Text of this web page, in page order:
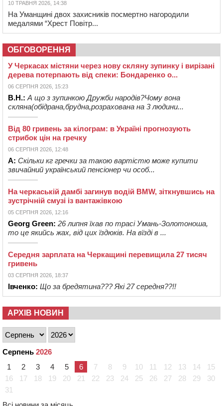
10 ТРАВНЯ 2026, 14:38
На Уманщині двох захисників посмертно нагородили
медалями “Хрест Повітр...
ОБГОВОРЕННЯ
У Черкасах містяни через нову скляну зупинку і вирізані
дерева потерпають від спеки: Бондаренко о...
06 СЕРПНЯ 2026, 15:23
В.Н.: А що з зупинкою Дружби народів?Чому вона
скляна(обідрана,брудна,розрахована на 3 людини...
Від 80 гривень за кілограм: в Україні прогнозують
стрибок цін на гречку
06 СЕРПНЯ 2026, 12:48
А: Скільки кг гречки за такою вартістю може купити
звичайний український пенсіонер чи особ...
На черкаській дамбі загинув водій BMW, зіткнувшись на
зустрічній смузі із вантажівкою
05 СЕРПНЯ 2026, 12:16
Georg Green: 26 липня їхав по трасі Умань-Золотоноша,
то це якийсь жах, від цих їздюків. На вїзді в ...
Середня зарплата на Черкащині перевищила 27 тисяч
гривень
03 СЕРПНЯ 2026, 18:37
Івченко: Що за бредятина??? Які 27 середня??!!
АРХІВ НОВИН
Серпень 2026
1
2 3 4 5 6 7 8 9 10 11 12 13 14
15
16
17 18 19 20 21 22 23 24 25 26 27 28 29
30
31